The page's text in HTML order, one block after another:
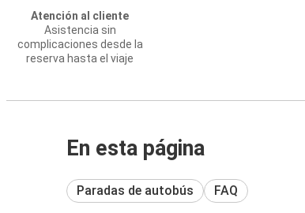
Atención al cliente
Asistencia sin
complicaciones desde la
reserva hasta el viaje
En esta página
Paradas de autobús FAQ